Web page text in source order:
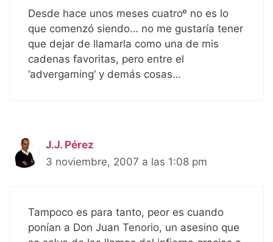
Desde hace unos meses cuatroº no es lo
que comenzó siendo… no me gustaría tener
que dejar de llamarla como una de mis
cadenas favoritas, pero entre el
‘advergaming’ y demás cosas…
J.J. Pérez
3 noviembre, 2007 a las 1:08 pm
Tampoco es para tanto, peor es cuando
ponían a Don Juan Tenorio, un asesino que